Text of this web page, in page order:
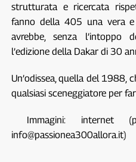
strutturata e ricercata
fanno della 405 una vera
avrebbe, senza l’intoppo
l’edizione della Dakar di 30
Un’odissea, quella del 1988,
qualsiasi sceneggiatore per
Immagini: internet
info@passionea300allora.it)